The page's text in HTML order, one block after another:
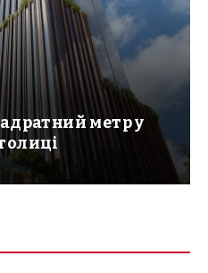
метр у